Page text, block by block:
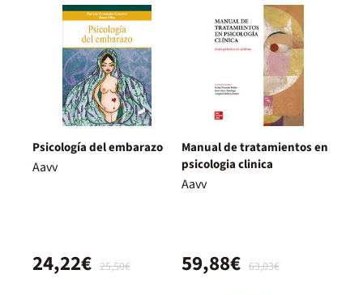
Psicología del embarazo
Aavv
25,50€
24,22€
Manual de tratamientos en
psicologia clinica
Aavv
63,03€
59,88€